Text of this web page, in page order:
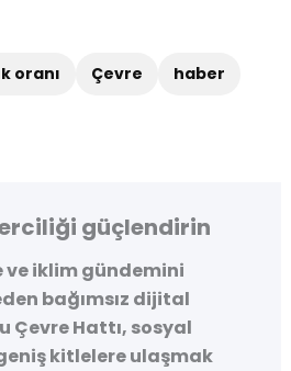
oranı Çevre
haber
güçlendirin
ve iklim gündemini
bağımsız dijital
Çevre Hattı, sosyal
kitlelere ulaşmak